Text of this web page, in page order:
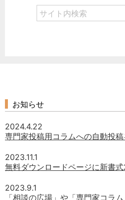
お知らせ
2024.4.22
専門家投稿用コラムへの自動投
2023.11.1
無料ダウンロードページに新書
2023.9.1
「相談の広場」や「専門家コラ